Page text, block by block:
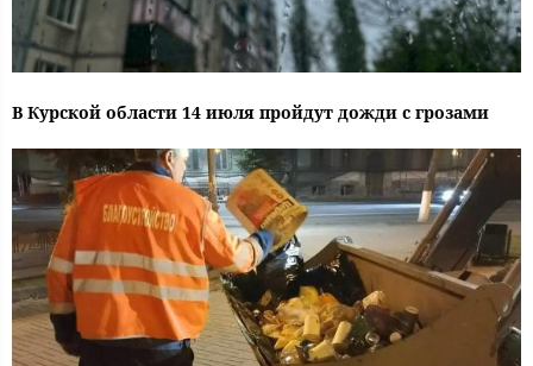
В Курской области 14 июля пройдут дожди с грозами